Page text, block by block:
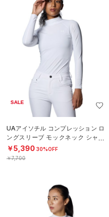
SALE
UAアイソチル コンプレッション ロ
ングスリーブ モックネック シャツ
（ゴルフ/WOMEN）
￥5,390 30%OFF
￥7,700